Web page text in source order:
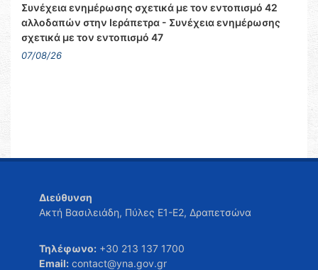
Συνέχεια ενημέρωσης σχετικά με τον εντοπισμό 42
αλλοδαπών στην Ιεράπετρα - Συνέχεια ενημέρωσης
σχετικά με τον εντοπισμό 47
07/08/26
Διεύθυνση
Ακτή Βασιλειάδη, Πύλες Ε1-Ε2, Δραπετσώνα
Τηλέφωνο: +30 213 137 1700
Email: contact@yna.gov.gr